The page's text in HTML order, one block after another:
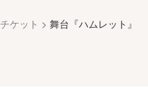
チケット >舞台『ハムレット』